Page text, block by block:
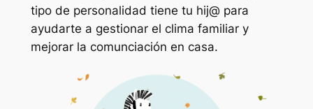
tipo de personalidad tiene tu hij@ para
ayudarte a gestionar el clima familiar y
mejorar la comunciación en casa.